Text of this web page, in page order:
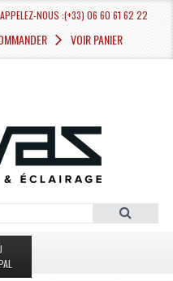
NOUS :(+33) 06 60 61 62 22
VOIR PANIER